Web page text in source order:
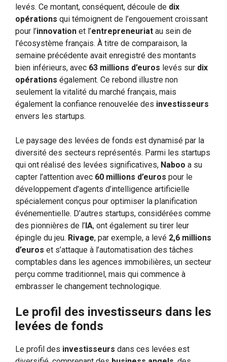
levés. Ce montant, conséquent, découle de dix
opérations qui témoignent de l’engouement croissant
pour l’innovation et l’entrepreneuriat au sein de
l’écosystème français. À titre de comparaison, la
semaine précédente avait enregistré des montants
bien inférieurs, avec 63 millions d’euros levés sur dix
opérations également. Ce rebond illustre non
seulement la vitalité du marché français, mais
également la confiance renouvelée des investisseurs
envers les startups.
Le paysage des levées de fonds est dynamisé par la
diversité des secteurs représentés. Parmi les startups
qui ont réalisé des levées significatives, Naboo a su
capter l’attention avec 60 millions d’euros pour le
développement d’agents d’intelligence artificielle
spécialement conçus pour optimiser la planification
événementielle. D’autres startups, considérées comme
des pionnières de l’IA, ont également su tirer leur
épingle du jeu. Rivage, par exemple, a levé 2,6 millions
d’euros et s’attaque à l’automatisation des tâches
comptables dans les agences immobilières, un secteur
perçu comme traditionnel, mais qui commence à
embrasser le changement technologique.
Le profil des investisseurs dans les
levées de fonds
Le profil des investisseurs dans ces levées est